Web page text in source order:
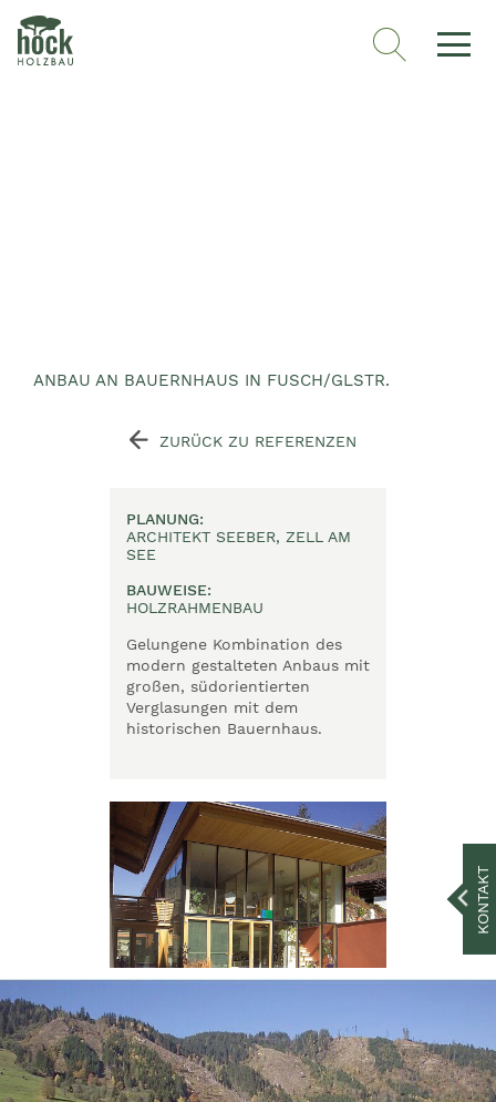
KONTAKT
ANBAU AN BAUERNHAUS IN FUSCH/GLSTR.
ZURÜCK ZU REFERENZEN
PLANUNG:
ARCHITEKT SEEBER, ZELL AM
SEE
BAUWEISE:
HOLZRAHMENBAU
Gelungene Kombination des
modern gestalteten Anbaus mit
großen, südorientierten
Verglasungen mit dem
historischen Bauernhaus.